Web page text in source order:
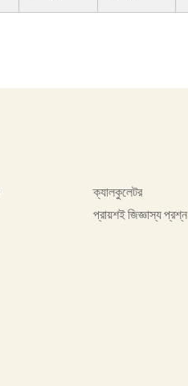
ক্যালকুলেটর
প্রায়শই জিজ্ঞাস্য প্রশ্ন